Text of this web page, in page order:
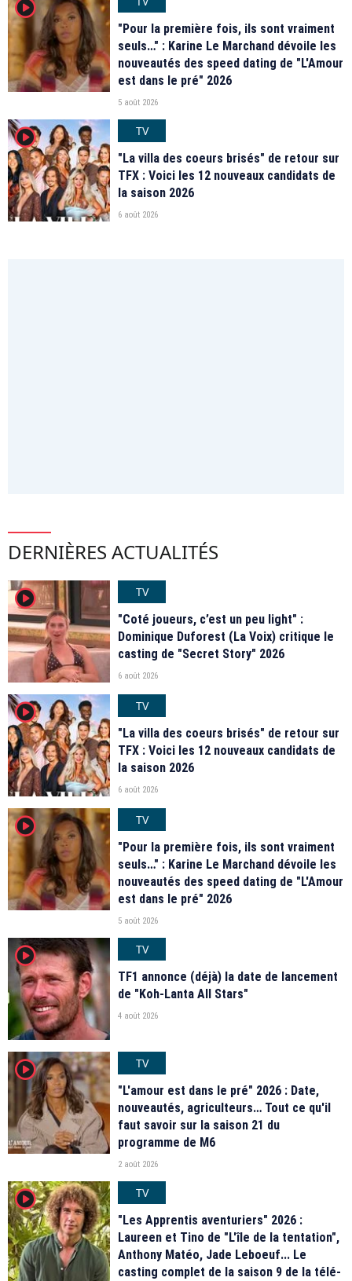
player2
"Pour la première fois, ils sont vraiment
seuls…" : Karine Le Marchand dévoile les
nouveautés des speed dating de "L'Amour
est dans le pré" 2026
5 août 2026
player2
TV
"La villa des coeurs brisés" de retour sur
TFX : Voici les 12 nouveaux candidats de
la saison 2026
6 août 2026
DERNIÈRES ACTUALITÉS
player2
TV
"Coté joueurs, c’est un peu light" :
Dominique Duforest (La Voix) critique le
casting de "Secret Story" 2026
6 août 2026
player2
TV
"La villa des coeurs brisés" de retour sur
TFX : Voici les 12 nouveaux candidats de
la saison 2026
6 août 2026
player2
TV
"Pour la première fois, ils sont vraiment
seuls…" : Karine Le Marchand dévoile les
nouveautés des speed dating de "L'Amour
est dans le pré" 2026
5 août 2026
player2
TV
TF1 annonce (déjà) la date de lancement
de "Koh-Lanta All Stars"
4 août 2026
player2
TV
"L'amour est dans le pré" 2026 : Date,
nouveautés, agriculteurs… Tout ce qu'il
faut savoir sur la saison 21 du
programme de M6
2 août 2026
player2
TV
"Les Apprentis aventuriers" 2026 :
Laureen et Tino de "L'île de la tentation",
Anthony Matéo, Jade Leboeuf... Le
casting complet de la saison 9 de la télé-